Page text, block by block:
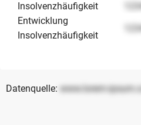
Insolvenzhäufigkeit
Entwicklung
Insolvenzhäufigkeit
Datenquelle: www.lorem-